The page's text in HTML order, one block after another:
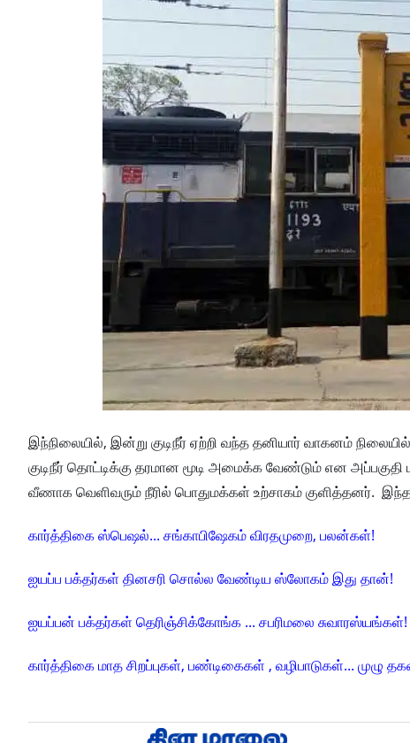
இந்நிலையில், இன்று குடிநீர் ஏற்றி வந்த தனியார் வாகனம்
குடிநீர் தொட்டிக்கு தரமான மூடி அமைக்க வேண்டும் என
வீணாக வெளிவரும் நீரில் பொதுமக்கள் உற்சாகம் குளித்தனர். இந்த
கார்த்திகை ஸ்பெஷல்... சங்காபிஷேகம் விரதமுறை, பலன்கள்!
ஐயப்ப பக்தர்கள் தினசரி சொல்ல வேண்டிய ஸ்லோகம் இது தான்!
ஐயப்பன் பக்தர்கள் தெரிஞ்சிக்கோங்க ... சபரிமலை சுவாரஸ்யங்கள்!
கார்த்திகை மாத சிறப்புகள், பண்டிகைகள் , வழிபாடுகள்... முழு